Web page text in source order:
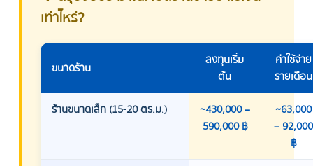
เท่าไหร่?
ขนาดร้าน
ลงทุนเริ่ม
ต้น
ค่าใช้จ่าย
รายเดือน
ร้านขนาดเล็ก (15-20 ตร.ม.)
~430,000 –
590,000 ฿
~63,000
– 92,000
฿